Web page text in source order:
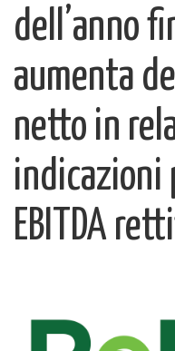
dell’anno
aumenta
netto in
indicazioni
EBITDA